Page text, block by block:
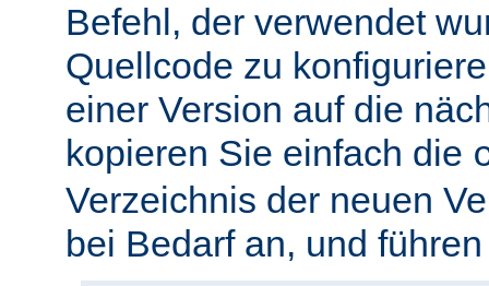
Befehl, der verwendet
Quellcode zu
einer Version auf die
kopieren Sie einfach die
Verzeichnis der neuen
bei Bedarf an, und